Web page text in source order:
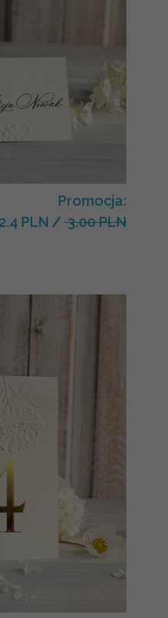
Promocja:
2.4 PLN / 3.00 PLN